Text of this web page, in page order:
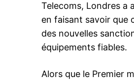
Telecoms, Londres a
en faisant savoir que
des nouvelles
équipements fiables.
Alors que le Premier